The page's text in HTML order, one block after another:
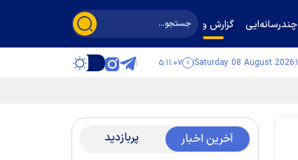
چندرسانه‌ایی گزارش و گفت‌وگو
Saturday 08 August 2026 ۵:۱۱:۰۸
آخرین اخبار پربازدید